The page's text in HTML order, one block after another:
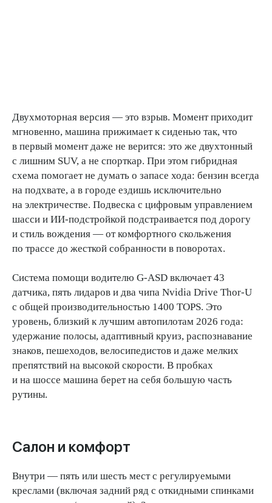
Двухмоторная версия — это взрыв. Момент приходит
мгновенно, машина прижимает к сиденью так, что
в первый момент даже не верится: это же двухтонный
с лишним SUV, а не спорткар. При этом гибридная
схема помогает не думать о запасе хода: бензин всегда
на подхвате, а в городе ездишь исключительно
на электричестве. Подвеска с цифровым управлением
шасси и ИИ-подстройкой подстраивается под дорогу
и стиль вождения — от комфортного скольжения
по трассе до жесткой собранности в поворотах.
Система помощи водителю G-ASD включает 43
датчика, пять лидаров и два чипа Nvidia Drive Thor-U
с общей производительностью 1400 TOPS. Это
уровень, близкий к лучшим автопилотам 2026 года:
удержание полосы, адаптивный круиз, распознавание
знаков, пешеходов, велосипедистов и даже мелких
препятствий на высокой скорости. В пробках
и на шоссе машина берет на себя большую часть
рутины.
Салон и комфорт
Внутри — пять или шесть мест с регулируемыми
креслами (включая задний ряд с откидными спинками